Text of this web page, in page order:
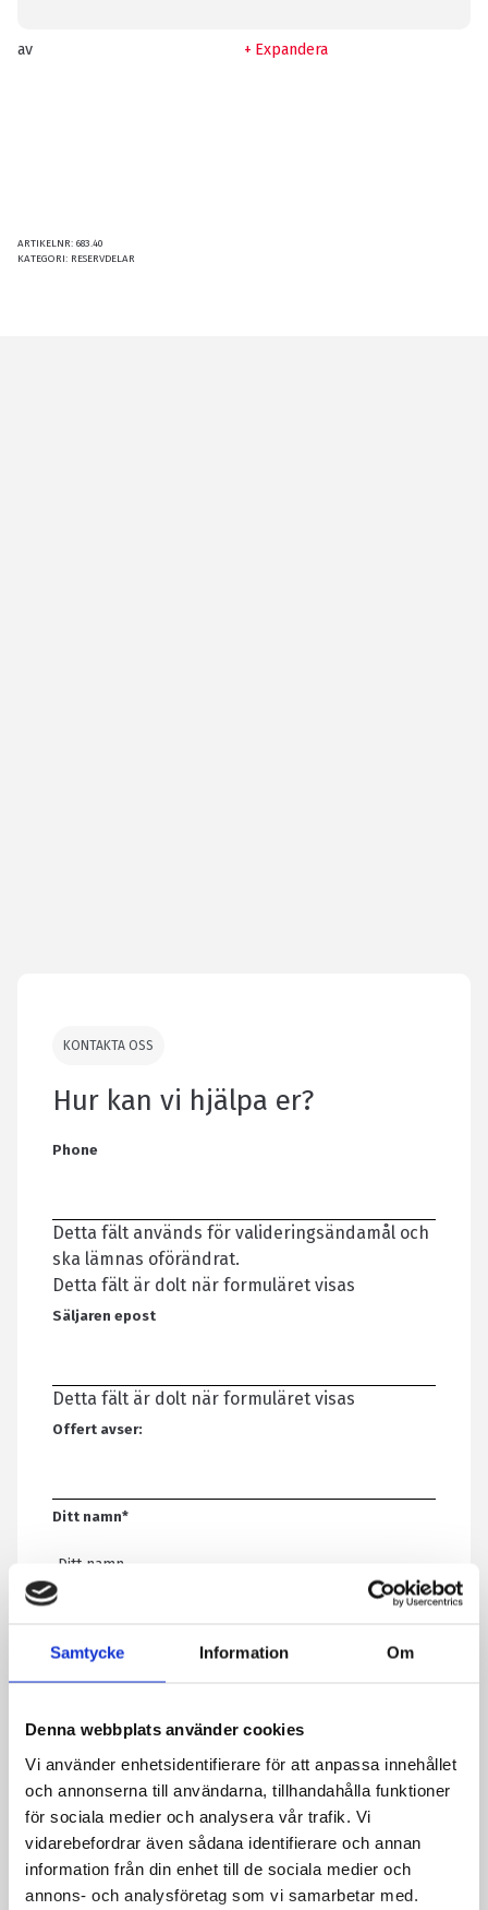
Samtycke Information Om
Denna webbplats använder cookies
Vi använder enhetsidentifierare för att anpassa innehållet
och annonserna till användarna, tillhandahålla funktioner
för sociala medier och analysera vår trafik. Vi
vidarebefordrar även sådana identifierare och annan
information från din enhet till de sociala medier och
annons- och analysföretag som vi samarbetar med.
av Expandera
ARTIKELNR: 683.40
KATEGORI: RESERVDELAR
KONTAKTA OSS
Hur kan vi hjälpa er?
Phone
Detta fält används för valideringsändamål och
ska lämnas oförändrat.
Detta fält är dolt när formuläret visas
Säljaren epost
Detta fält är dolt när formuläret visas
Offert avser:
Ditt namn*
E-post
Genom att skicka formuläret godkänner du att vi sparar
information om dig. Läs mer om hur vi behandlar dina